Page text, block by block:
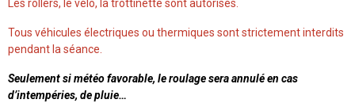
Les rollers, le vélo, la trottinette sont autorisés.
Tous véhicules électriques ou thermiques sont strictement interdits
pendant la séance.
Seulement si météo favorable, le roulage sera annulé en cas
d’intempéries, de pluie…